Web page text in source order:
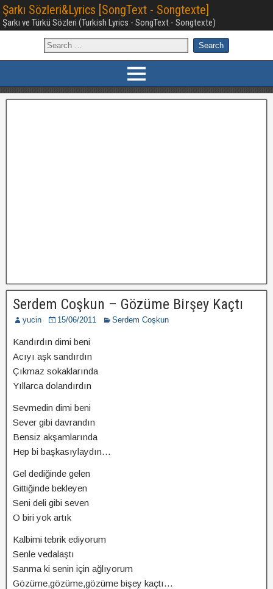
Şarkı Sözleri&Lyrics [SongText - Songtexte]
Şarkı ve Türkü Sözleri (Turkish Lyrics - SongText - Songtexte)
Serdem Coşkun – Gözüme Birşey Kaçtı
yucin 15/06/2011 Serdem Coşkun
Kandırdın dimi beni
Acıyı aşk sandırdın
Çıkmaz sokaklarında
Yıllarca dolandırdın
Sevmedin dimi beni
Sever gibi davrandın
Bensiz akşamlarında
Hep bi başkasıylaydın…
Gel dediğinde gelen
Gittiğinde bekleyen
Seni deli gibi seven
O biri yok artık
Kalbimi tebrik ediyorum
Senle vedalaştı
Sanma ki senin için ağlıyorum
Gözüme,gözüme,gözüme bişey kaçtı…